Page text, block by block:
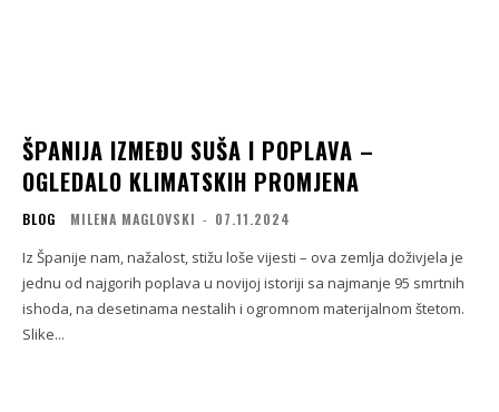
ŠPANIJA IZMEĐU SUŠA I POPLAVA –
OGLEDALO KLIMATSKIH PROMJENA
BLOG MILENA MAGLOVSKI - 07.11.2024
Iz Španije nam, nažalost, stižu loše vijesti – ova zemlja doživjela je
jednu od najgorih poplava u novijoj istoriji sa najmanje 95 smrtnih
ishoda, na desetinama nestalih i ogromnom materijalnom štetom.
Slike...